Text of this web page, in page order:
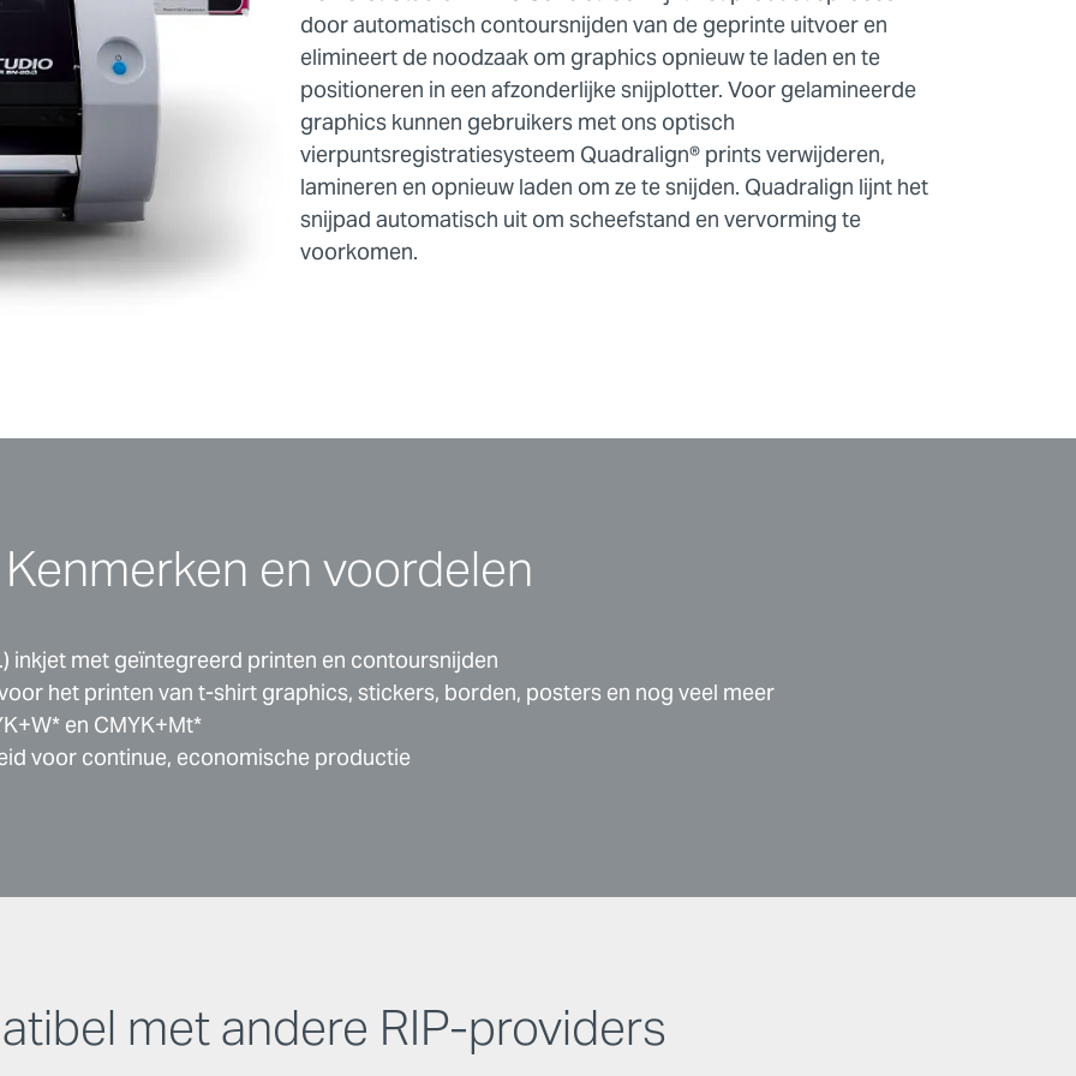
door automatisch contoursnijden van de geprinte uitvoer en
elimineert de noodzaak om graphics opnieuw te laden en te
positioneren in een afzonderlijke snijplotter. Voor gelamineerde
graphics kunnen gebruikers met ons optisch
vierpuntsregistratiesysteem Quadralign® prints verwijderen,
lamineren en opnieuw laden om ze te snijden. Quadralign lijnt het
snijpad automatisch uit om scheefstand en vervorming te
voorkomen.
Kenmerken en voordelen
inkjet met geïntegreerd printen en contoursnijden
het printen van t-shirt graphics, stickers, borden, posters en nog veel meer
en CMYK+Mt*
voor continue, economische productie
met andere RIP-providers